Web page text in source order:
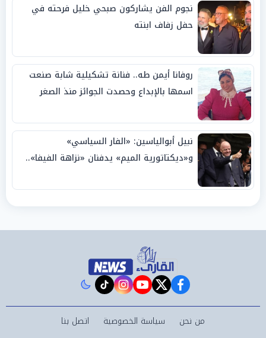
نجوم الفن يشاركون صبحي خليل فرحته في
حفل زفاف ابنته
روفانا أيمن طه.. فنانة تشكيلية شابة صنعت
اسمها بالإبداع وحصدت الجوائز منذ الصغر
نبيل أبوالياسين: «الفار السياسي»
و«ديكتاتورية الميم» يدفنان «نزاهة الفيفا»..
facebook
twitter
youtube
instagram
tiktok
من نحن سياسة الخصوصية اتصل بنا